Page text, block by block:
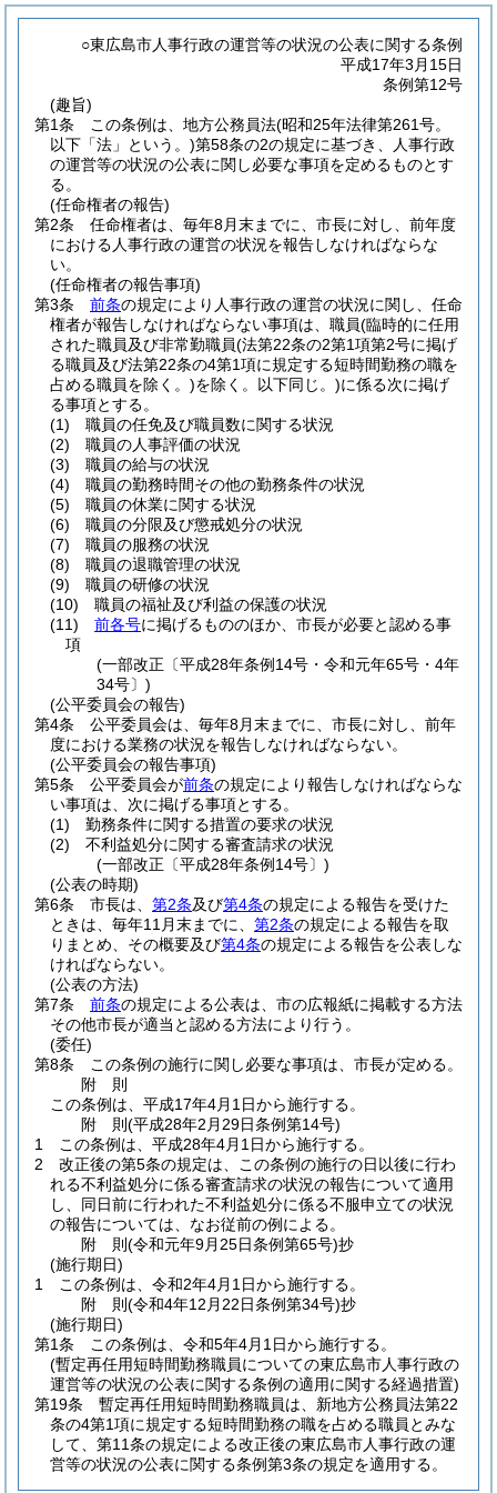
○東広島市人事行政の運営等の状況の公表に関する条例
平成17年3月15日
条例第12号
(趣旨)
第1条
この条例は、地方公務員法(昭和25年法律第261号。
以下「法」という。)第58条の2の規定に基づき、人事行政
の運営等の状況の公表に関し必要な事項を定めるものとす
る。
(任命権者の報告)
第2条
任命権者は、毎年8月末までに、市長に対し、前年度
における人事行政の運営の状況を報告しなければならな
い。
(任命権者の報告事項)
第3条
前条の規定により人事行政の運営の状況に関し、任命
権者が報告しなければならない事項は、職員(臨時的に任用
された職員及び非常勤職員(法第22条の2第1項第2号に掲げ
る職員及び法第22条の4第1項に規定する短時間勤務の職を
占める職員を除く。)を除く。以下同じ。)に係る次に掲げ
る事項とする。
(1)
職員の任免及び職員数に関する状況
(2)
職員の人事評価の状況
(3)
職員の給与の状況
(4)
職員の勤務時間その他の勤務条件の状況
(5)
職員の休業に関する状況
(6)
職員の分限及び懲戒処分の状況
(7)
職員の服務の状況
(8)
職員の退職管理の状況
(9)
職員の研修の状況
(10)
職員の福祉及び利益の保護の状況
(11)
前各号に掲げるもののほか、市長が必要と認める事
項
(一部改正〔平成28年条例14号・令和元年65号・4年
34号〕)
(公平委員会の報告)
第4条
公平委員会は、毎年8月末までに、市長に対し、前年
度における業務の状況を報告しなければならない。
(公平委員会の報告事項)
第5条
公平委員会が前条の規定により報告しなければならな
い事項は、次に掲げる事項とする。
(1)
勤務条件に関する措置の要求の状況
(2)
不利益処分に関する審査請求の状況
(一部改正〔平成28年条例14号〕)
(公表の時期)
第6条
市長は、 第2条及び第4条の規定による報告を受けた
ときは、毎年11月末までに、 第2条の規定による報告を取
りまとめ、その概要及び第4条の規定による報告を公表しな
ければならない。
(公表の方法)
第7条
前条の規定による公表は、市の広報紙に掲載する方法
その他市長が適当と認める方法により行う。
(委任)
第8条
この条例の施行に関し必要な事項は、市長が定める。
附 則
この条例は、平成17年4月1日から施行する。
附 則(平成28年2月29日条例第14号)
1
この条例は、平成28年4月1日から施行する。
2
改正後の第5条の規定は、この条例の施行の日以後に行わ
れる不利益処分に係る審査請求の状況の報告について適用
し、同日前に行われた不利益処分に係る不服申立ての状況
の報告については、なお従前の例による。
附 則(令和元年9月25日条例第65号)抄
(施行期日)
1
この条例は、令和2年4月1日から施行する。
附 則(令和4年12月22日条例第34号)抄
(施行期日)
第1条
この条例は、令和5年4月1日から施行する。
(暫定再任用短時間勤務職員についての東広島市人事行政の
運営等の状況の公表に関する条例の適用に関する経過措置)
第19条
暫定再任用短時間勤務職員は、新地方公務員法第22
条の4第1項に規定する短時間勤務の職を占める職員とみな
して、第11条の規定による改正後の東広島市人事行政の運
営等の状況の公表に関する条例第3条の規定を適用する。